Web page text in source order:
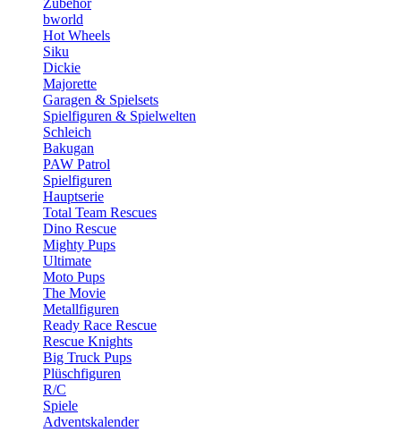
Zubehör
bworld
Hot Wheels
Siku
Dickie
Majorette
Garagen & Spielsets
Spielfiguren & Spielwelten
Schleich
Bakugan
PAW Patrol
Spielfiguren
Hauptserie
Total Team Rescues
Dino Rescue
Mighty Pups
Ultimate
Moto Pups
The Movie
Metallfiguren
Ready Race Rescue
Rescue Knights
Big Truck Pups
Plüschfiguren
R/C
Spiele
Adventskalender